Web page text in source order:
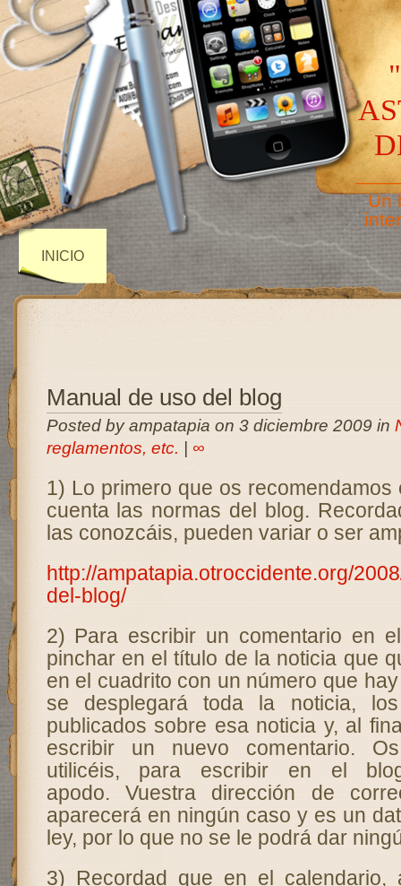
Un
INICIO
Manual de uso del blog
Posted by ampatapia on 3 diciembre 2009 in
reglamentos, etc.
∞
1) Lo primero que os
cuenta las normas del blog.
las conozcáis, pueden variar o ser
http://ampatapia.otroccidente.org/
del-blog/
2) Para escribir un comentario en
pinchar en el título de la noticia que
en el cuadrito con un número que
se desplegará toda la noticia,
publicados sobre esa noticia y, al
escribir un nuevo comentario.
utilicéis, para escribir en el
apodo. Vuestra dirección de
aparecerá en ningún caso y es un
ley, por lo que no se le podrá dar
3) Recordad que en el calendario,